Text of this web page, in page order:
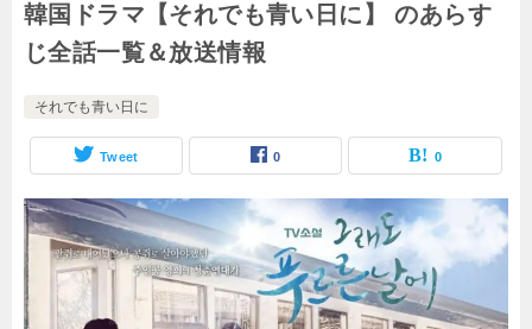
韓国ドラマ【それでも青い日に】 のあらす
じ全話一覧＆放送情報
それでも青い日に
Tweet 0 0